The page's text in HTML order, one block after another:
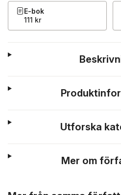
E-bok
111 kr
Utforska
Mer om